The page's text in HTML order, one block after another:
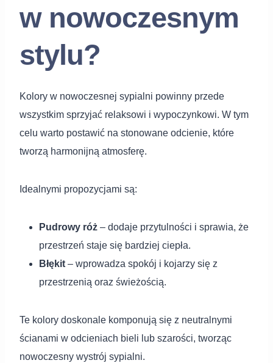
w nowoczesnym
stylu?
Kolory w nowoczesnej sypialni powinny przede
wszystkim sprzyjać relaksowi i wypoczynkowi. W tym
celu warto postawić na stonowane odcienie, które
tworzą harmonijną atmosferę.
Idealnymi propozycjami są:
Pudrowy róż – dodaje przytulności i sprawia, że
przestrzeń staje się bardziej ciepła.
Błękit – wprowadza spokój i kojarzy się z
przestrzenią oraz świeżością.
Te kolory doskonale komponują się z neutralnymi
ścianami w odcieniach bieli lub szarości, tworząc
nowoczesny wystrój sypialni.